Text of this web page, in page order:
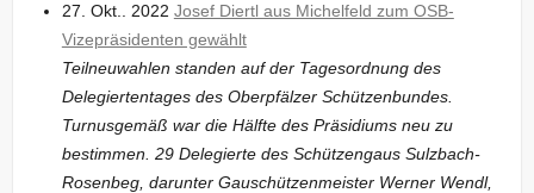
27. Okt.. 2022 Josef Diertl aus Michelfeld zum OSB-
Vizepräsidenten gewählt
Teilneuwahlen standen auf der Tagesordnung des
Delegiertentages des Oberpfälzer Schützenbundes.
Turnusgemäß war die Hälfte des Präsidiums neu zu
bestimmen. 29 Delegierte des Schützengaus Sulzbach-
Rosenbeg, darunter Gauschützenmeister Werner Wendl,